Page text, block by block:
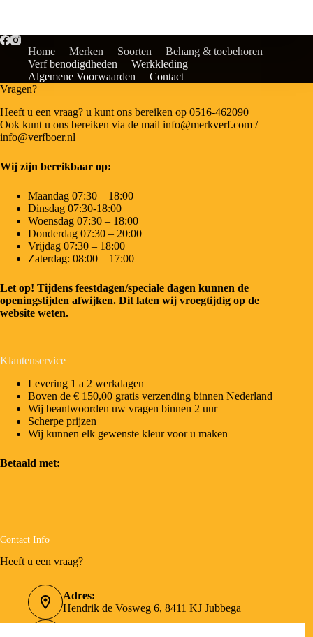
Home Merken Soorten
Behang & toebehoren
Verf benodigdheden
Werkkleding
Algemene Voorwaarden
Contact
Vragen?
Heeft u een vraag? u kunt ons bereiken op 0516-462090
Ook kunt u ons bereiken via de mail info@merkverf.com /
info@verfboer.nl
Wij zijn bereikbaar op:
Maandag 07:30 – 18:00
Dinsdag 07:30-18:00
Woensdag 07:30 – 18:00
Donderdag 07:30 – 20:00
Vrijdag 07:30 – 18:00
Zaterdag: 08:00 – 17:00
Let op! Tijdens feestdagen/speciale dagen kunnen de
openingstijden afwijken. Dit laten wij vroegtijdig op de
website weten.
Klantenservice
Levering 1 a 2 werkdagen
Boven de € 150,00 gratis verzending binnen Nederland
Wij beantwoorden uw vragen binnen 2 uur
Scherpe prijzen
Wij kunnen elk gewenste kleur voor u maken
Betaald met:
Contact Info
Heeft u een vraag?
Adres:
Hendrik de Vosweg 6, 8411 KJ Jubbega